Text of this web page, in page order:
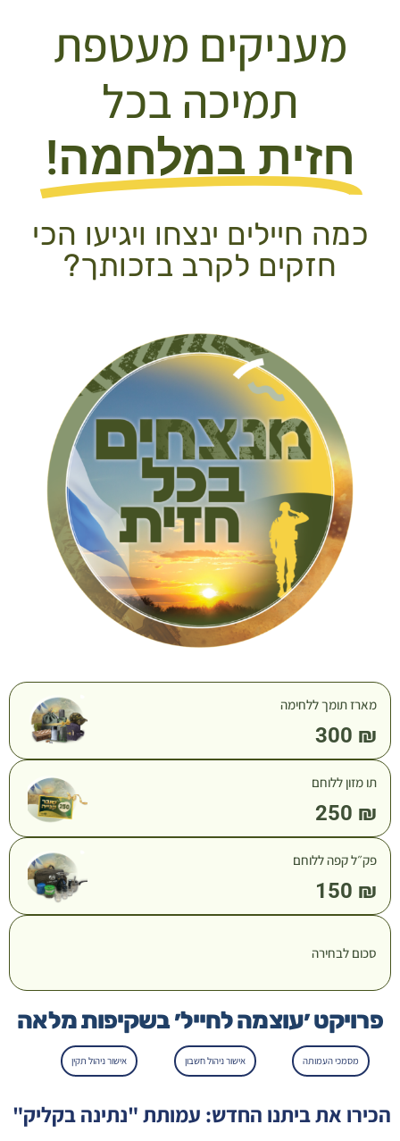
מעניקים מעטפת
תמיכה בכל
חזית במלחמה!​
כמה חיילים ינצחו ויגיעו הכי
חזקים לקרב בזכותך?
מארז תומך ללחימה
300 ₪
תו מזון ללוחם
250 ₪
פק״ל קפה ללוחם
150 ₪
סכום לבחירה
פרויקט ׳עוצמה לחייל׳ בשקיפות מלאה
מסמכי העמותה אישור ניהול חשבון אישור ניהול תקין
הכירו את ביתנו החדש: עמותת "נתינה בקליק"